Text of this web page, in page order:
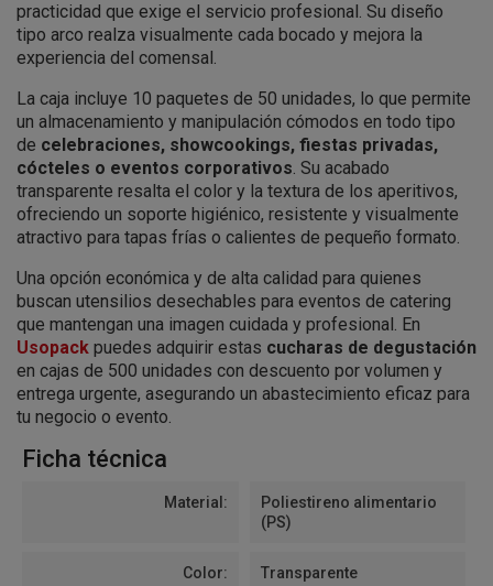
practicidad que exige el servicio profesional. Su diseño
tipo arco realza visualmente cada bocado y mejora la
experiencia del comensal.
La caja incluye 10 paquetes de 50 unidades, lo que permite
un almacenamiento y manipulación cómodos en todo tipo
de celebraciones, showcookings, fiestas privadas,
cócteles o eventos corporativos. Su acabado
transparente resalta el color y la textura de los aperitivos,
ofreciendo un soporte higiénico, resistente y visualmente
atractivo para tapas frías o calientes de pequeño formato.
Una opción económica y de alta calidad para quienes
buscan utensilios desechables para eventos de catering
que mantengan una imagen cuidada y profesional. En
Usopack puedes adquirir estas cucharas de degustación
en cajas de 500 unidades con descuento por volumen y
entrega urgente, asegurando un abastecimiento eficaz para
tu negocio o evento.
Ficha técnica
Material:
Poliestireno alimentario
(PS)
Color: Transparente